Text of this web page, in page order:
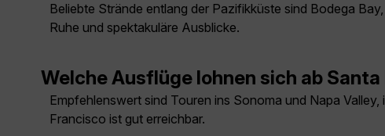
Beliebte Strände entlang der Pazifikküste sind Bodega
Ruhe und spektakuläre Ausblicke.
Welche Ausflüge lohnen sich ab Santa
Empfehlenswert sind Touren ins Sonoma und Napa
Francisco ist gut erreichbar.